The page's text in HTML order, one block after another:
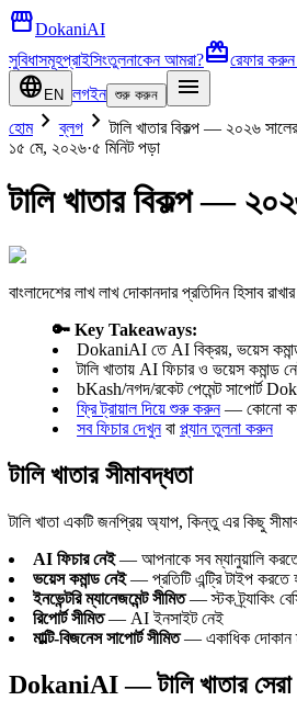
storefrontDokaniAI
সুবিধাসমূহপ্রাইসিংতুলনাকেন আমরা?card_giftcardরেফার
language EN লগইন শুরু করুন menu
হোমchevron_rightব্লগ chevron_rightটালি খাতার বিকল্প — ২০২৬
১৫ মে, ২০২৬·৫ মিনিটপড়া
টালি খাতার বিকল্প —
বাংলাদেশের লাখ লাখ দোকানদার প্রতিদিন
🔑 Key Takeaways:
DokaniAI তে AI বিক্রয়, ভয়েস
টালি খাতায় AI ফিচার ও ভয়েস কমান্ড
bKash/নগদ/রকেট পেমেন্ট সাপোর্ট
ফ্রি ট্রায়াল দিয়ে শুরু করুন— কোনো
সব ফিচার দেখুনবা প্ল্যান তুলনা করুন
টালি খাতার সীমাবদ্ধতা
টালি খাতা একটি জনপ্রিয় অ্যাপ, কিন্তু এর কিছু
AI ফিচার নেই— আপনাকে সব ম্যানুয়ালি
ভয়েস কমান্ড নেই— প্রতিটি এন্ট্রি টাইপ করতে
ইনভেন্টরি ম্যানেজমেন্ট সীমিত— স্টক ট্র্যাকিং
রিপোর্ট সীমিত— AI ইনসাইট নেই
মাল্টি-বিজনেস সাপোর্ট সীমিত— একাধিক দোকান
DokaniAI — টালি খাতার সেরা